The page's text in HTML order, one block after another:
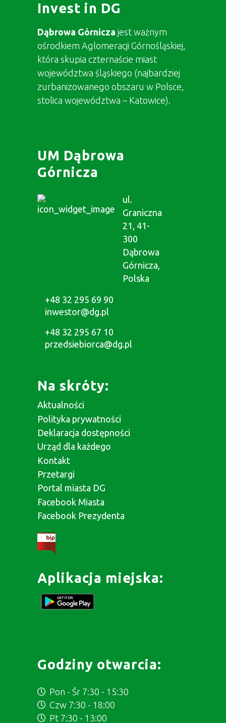
Invest in DG
Dąbrowa Górnicza jest ważnym
ośrodkiem Aglomeracji Górnośląskiej,
która skupia czternaście miast
województwa śląskiego (najbardziej
zurbanizowanego obszaru w Polsce,
stolica województwa – Katowice).
UM Dąbrowa
Górnicza
ul.
Graniczna
21, 41-
300
Dąbrowa
Górnicza,
Polska
+48 32 295 69 90
inwestor@dg.pl
+48 32 295 67 10
przedsiebiorca@dg.pl
Na skróty:
Aktualności
Polityka prywatności
Deklaracja dostępności
Urząd dla każdego
Kontakt
Przetargi
Portal miasta DG
Facebook Miasta
Facebook Prezydenta
Aplikacja miejska:
Godziny otwarcia:
Pon - Śr 7:30 - 15:30
Czw 7:30 - 18:00
Pt 7:30 - 13:00